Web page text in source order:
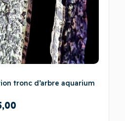
tronc d’arbre aquarium